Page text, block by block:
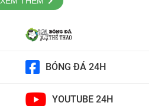
BÓNG ĐÁ 24H
YOUTUBE 24H